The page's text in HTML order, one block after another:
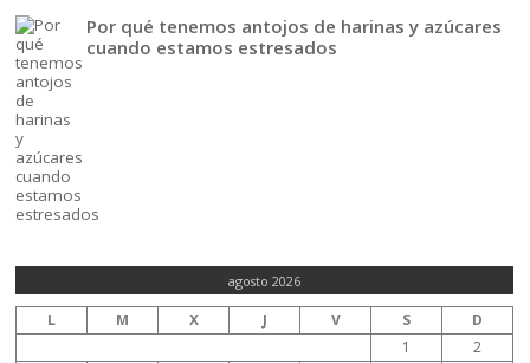
Por qué tenemos antojos de harinas y azúcares
cuando estamos estresados
agosto 2026
L M X J V S
D
1
2